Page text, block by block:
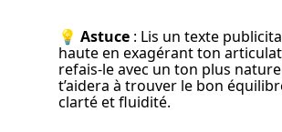
💡 Astuce : Lis un texte
haute en exagérant ton
refais-le avec un ton plus
t’aidera à trouver le bon
clarté et fluidité.